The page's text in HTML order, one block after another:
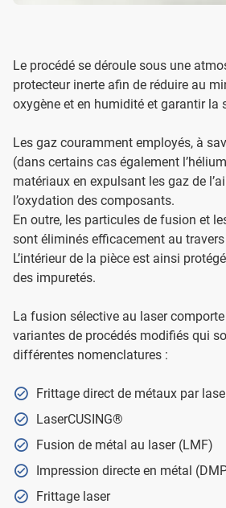
Le procédé se déroule sous une
protecteur inerte afin de réduire au
oxygène et en humidité et garantir la
Les gaz couramment employés, à
(dans certains cas également
matériaux en expulsant les gaz de
l’oxydation des composants.
En outre, les particules de fusion et
sont éliminés efficacement au
L’intérieur de la pièce est ainsi
des impuretés.
La fusion sélective au laser
variantes de procédés modifiés qui
différentes nomenclatures :
Frittage direct de métaux par
LaserCUSING®
Fusion de métal au laser (LMF)
Impression directe en métal
Frittage laser